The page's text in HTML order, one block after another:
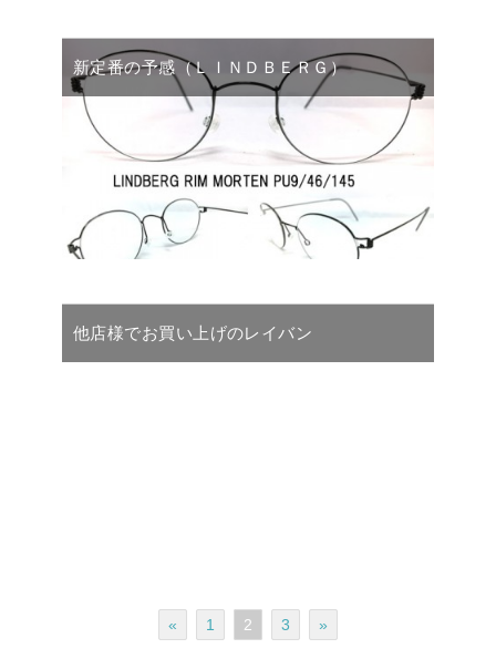
新定番の予感（ＬＩＮＤＢＥＲＧ）
他店様でお買い上げのレイバン
« 1 2 3 »